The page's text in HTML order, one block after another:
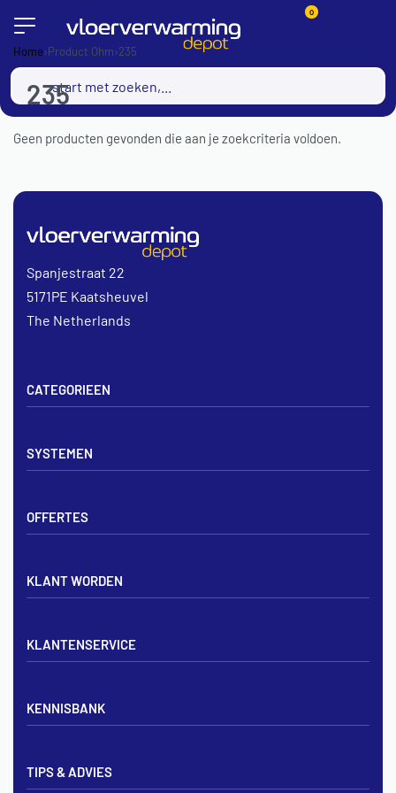
0
Home›Product Ohm›235
235
Geen producten gevonden die aan je zoekcriteria voldoen.
CATEGORIEEN
Verdelers
Noppenplaten
Draadmatten
SYSTEMEN
Noppenplaat systeem
OFFERTES
Offerte voor vloerverwarming
Vloerverwarming Tilburg
KLANT WORDEN
Aanmelden zakelijk
Spanjestraat 22
5171PE Kaatsheuvel
The Netherlands
KLANTENSERVICE
Zakelijk aanmelden
Bezorgen & afhalen
Privacybeleid
KENNISBANK
Vloerverwarming en radiatoren
TIPS & ADVIES